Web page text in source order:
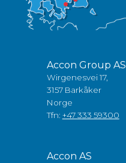
Accon Group AS
Wirgenesvei 17,
3157 Barkåker
Norge
Tfn: +47 333 59300
Accon AS